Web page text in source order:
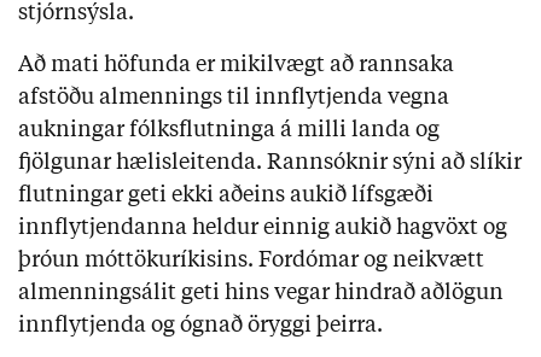
stjórnsýsla.
Að mati höfunda er mikilvægt að rannsaka
afstöðu almennings til innflytjenda vegna
aukningar fólksflutninga á milli landa og
fjölgunar hælisleitenda. Rannsóknir sýni að slíkir
flutningar geti ekki aðeins aukið lífsgæði
innflytjendanna heldur einnig aukið hagvöxt og
þróun móttökuríkisins. Fordómar og neikvætt
almenningsálit geti hins vegar hindrað aðlögun
innflytjenda og ógnað öryggi þeirra.